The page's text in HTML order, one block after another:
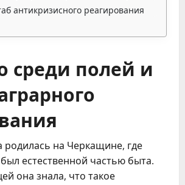
антикризисного реагирования
среди полей и
родилась на Черкащине, где
естественной частью быта.
она знала, что такое